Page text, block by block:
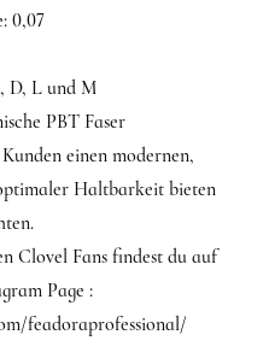
0,07
D, L und M
PBT Faser
einen modernen,
Haltbarkeit bieten
Clovel Fans findest du auf
Page :
feadoraprofessional/